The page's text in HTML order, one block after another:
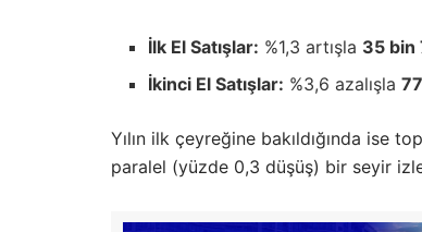
İlk El Satışlar: %1,3 artışla 35 bin
İkinci El Satışlar: %3,6 azalışla
Yılın ilk çeyreğine bakıldığında ise
paralel (yüzde 0,3 düşüş) bir seyir